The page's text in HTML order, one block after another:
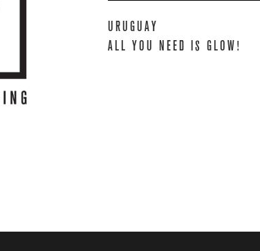
URUGUAY
ALL YOU NEED IS GLOW!